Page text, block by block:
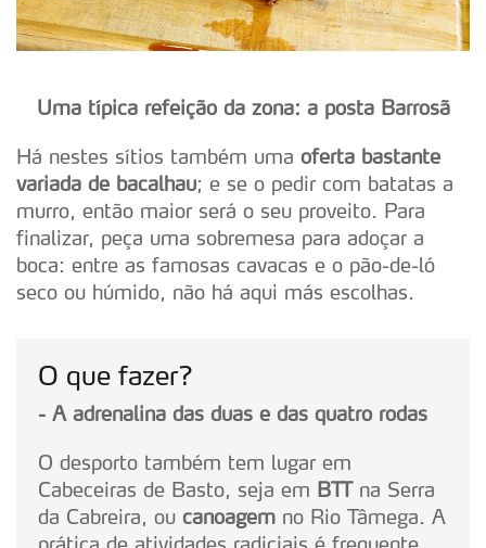
Uma típica refeição da zona: a posta Barrosã
Há nestes sítios também uma oferta bastante
variada de bacalhau; e se o pedir com batatas a
murro, então maior será o seu proveito. Para
finalizar, peça uma sobremesa para adoçar a
boca: entre as famosas cavacas e o pão-de-ló
seco ou húmido, não há aqui más escolhas.
O que fazer?
- A adrenalina das duas e das quatro rodas
O desporto também tem lugar em
Cabeceiras de Basto, seja em BTT na Serra
da Cabreira, ou canoagem no Rio Tâmega. A